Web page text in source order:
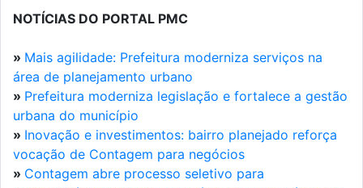
NOTÍCIAS DO PORTAL PMC
» Mais agilidade: Prefeitura moderniza serviços na
área de planejamento urbano
» Prefeitura moderniza legislação e fortalece a gestão
urbana do município
» Inovação e investimentos: bairro planejado reforça
vocação de Contagem para negócios
» Contagem abre processo seletivo para